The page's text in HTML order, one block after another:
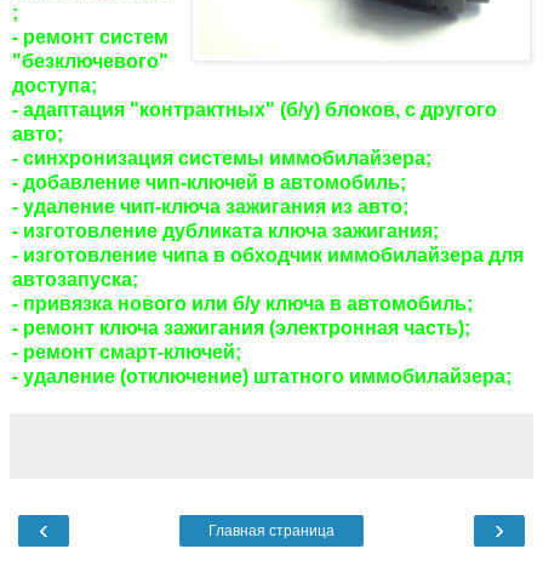
;
- ремонт систем
"безключевого"
доступа;
- адаптация "контрактных" (б/у) блоков, с другого
авто;
- синхронизация системы иммобилайзера;
- добавление чип-ключей в автомобиль;
- удаление чип-ключа зажигания из авто;
- изготовление дубликата ключа зажигания;
- изготовление чипа в обходчик иммобилайзера для
автозапуска;
- привязка нового или б/у ключа в автомобиль;
- ремонт ключа зажигания (электронная часть);
- ремонт смарт-ключей;
- удаление (отключение) штатного иммобилайзера;
‹ ›
Главная страница